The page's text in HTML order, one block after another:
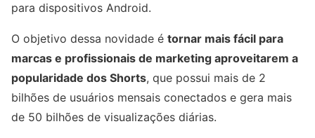
para dispositivos Android.
O objetivo dessa novidade é tornar mais fácil para
marcas e profissionais de marketing aproveitarem a
popularidade dos Shorts, que possui mais de 2
bilhões de usuários mensais conectados e gera mais
de 50 bilhões de visualizações diárias.